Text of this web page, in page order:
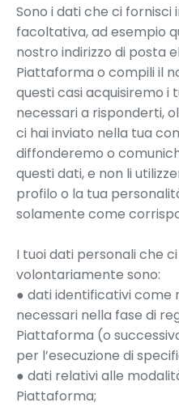
Sono i dati che ci fornisci
facoltativa, ad esempio
nostro indirizzo di posta
Piattaforma o compili il
questi casi acquisiremo i
necessari a risponderti,
ci hai inviato nella tua
diffonderemo o
questi dati, e non li
profilo o la tua
solamente come
I tuoi dati personali che
volontariamente sono:
● dati identificativi come
necessari nella fase di
Piattaforma (o
per l’esecuzione di
● dati relativi alle
Piattaforma;